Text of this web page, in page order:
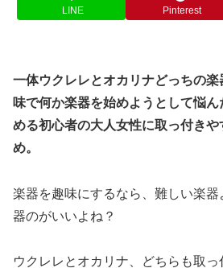
LINE Pinterest
一体ウクレレとオカリナどっちの
味で何か楽器を始めようとして悩
める初心者の大人女性に取っ付き
め。
楽器を趣味にするなら、難しい楽
器のがいいよね？
ウクレレとオカリナ、どちらも取